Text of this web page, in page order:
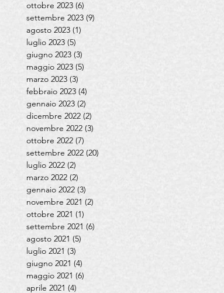
ottobre 2023 (6)
settembre 2023 (9)
agosto 2023 (1)
luglio 2023 (5)
giugno 2023 (3)
maggio 2023 (5)
marzo 2023 (3)
febbraio 2023 (4)
gennaio 2023 (2)
dicembre 2022 (2)
novembre 2022 (3)
ottobre 2022 (7)
settembre 2022 (20)
luglio 2022 (2)
marzo 2022 (2)
gennaio 2022 (3)
novembre 2021 (2)
ottobre 2021 (1)
settembre 2021 (6)
agosto 2021 (5)
luglio 2021 (3)
giugno 2021 (4)
maggio 2021 (6)
aprile 2021 (4)